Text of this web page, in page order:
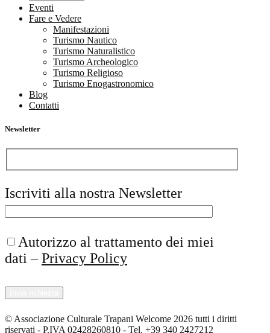
Eventi
Fare e Vedere
Manifestazioni
Turismo Nautico
Turismo Naturalistico
Turismo Archeologico
Turismo Religioso
Turismo Enogastronomico
Blog
Contatti
Newsletter
Iscriviti alla nostra Newsletter
Autorizzo al trattamento dei miei
dati –Privacy Policy
© Associazione Culturale Trapani Welcome 2026 tutti i diritti
riservati - P.IVA 02428260810 - Tel. +39 340 2427212